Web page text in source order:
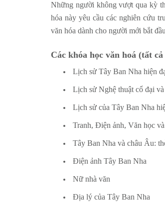
Những người không vượt qua kỳ
hóa này yêu cầu các nghiên cứu
văn hóa dành cho người mới bắt
Các khóa học văn hoá (tất
Lịch sử Tây Ban Nha hiện
Lịch sử Nghệ thuật cổ đại
Lịch sử của Tây Ban Nha
Tranh, Điện ảnh, Văn học
Tây Ban Nha và châu Âu:
Điện ảnh Tây Ban Nha
Nữ nhà văn
Địa lý của Tây Ban Nha